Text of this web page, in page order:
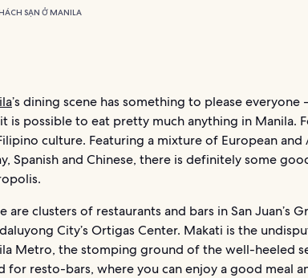
SẠN Ở MANILA
’s dining scene has something to please
is possible to eat pretty much anything in Manila.
culture. Featuring a mixture of European
Spanish and Chinese, there is definitely some
are clusters of restaurants and bars in San Juan’s
City’s Ortigas Center. Makati is the
Metro, the stomping ground of the well-heeled
for resto-bars, where you can enjoy a good meal